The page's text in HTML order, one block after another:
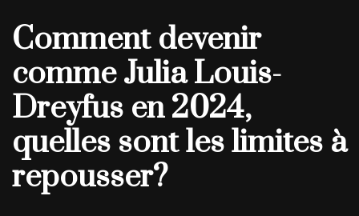
Comment devenir
comme Julia Louis-
Dreyfus en 2024,
quelles sont les limites à
repousser?